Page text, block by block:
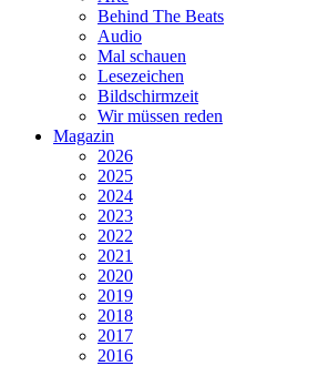
Behind The Beats
Audio
Mal schauen
Lesezeichen
Bildschirmzeit
Wir müssen reden
Magazin
2026
2025
2024
2023
2022
2021
2020
2019
2018
2017
2016